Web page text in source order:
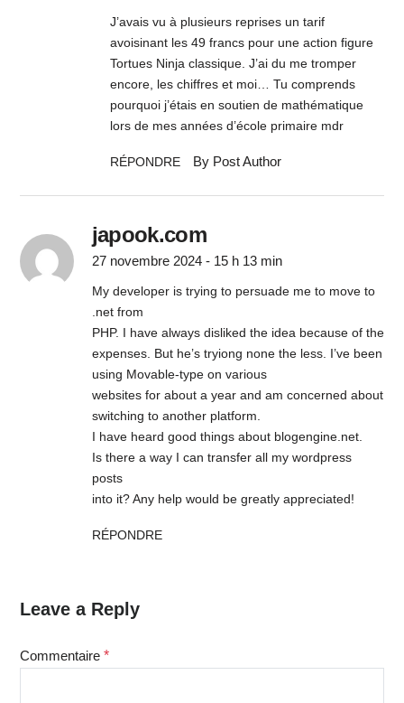
J’avais vu à plusieurs reprises un tarif
avoisinant les 49 francs pour une action figure
Tortues Ninja classique. J’ai du me tromper
encore, les chiffres et moi… Tu comprends
pourquoi j’étais en soutien de mathématique
lors de mes années d’école primaire mdr
RÉPONDRE By Post Author
japook.com
27 novembre 2024 - 15 h 13 min
My developer is trying to persuade me to move to
.net from
PHP. I have always disliked the idea because of the
expenses. But he’s tryiong none the less. I’ve been
using Movable-type on various
websites for about a year and am concerned about
switching to another platform.
I have heard good things about blogengine.net.
Is there a way I can transfer all my wordpress
posts
into it? Any help would be greatly appreciated!
RÉPONDRE
Leave a Reply
Commentaire *